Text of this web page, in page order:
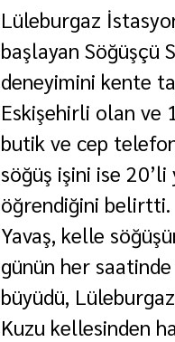
Lüleburgaz
başlayan Söğüşçü
deneyimini kente
Eskişehirli olan ve
butik ve cep
söğüş işini ise 20’li
öğrendiğini belirtti.
Yavaş, kelle
günün her
büyüdü,
Kuzu kellesinden